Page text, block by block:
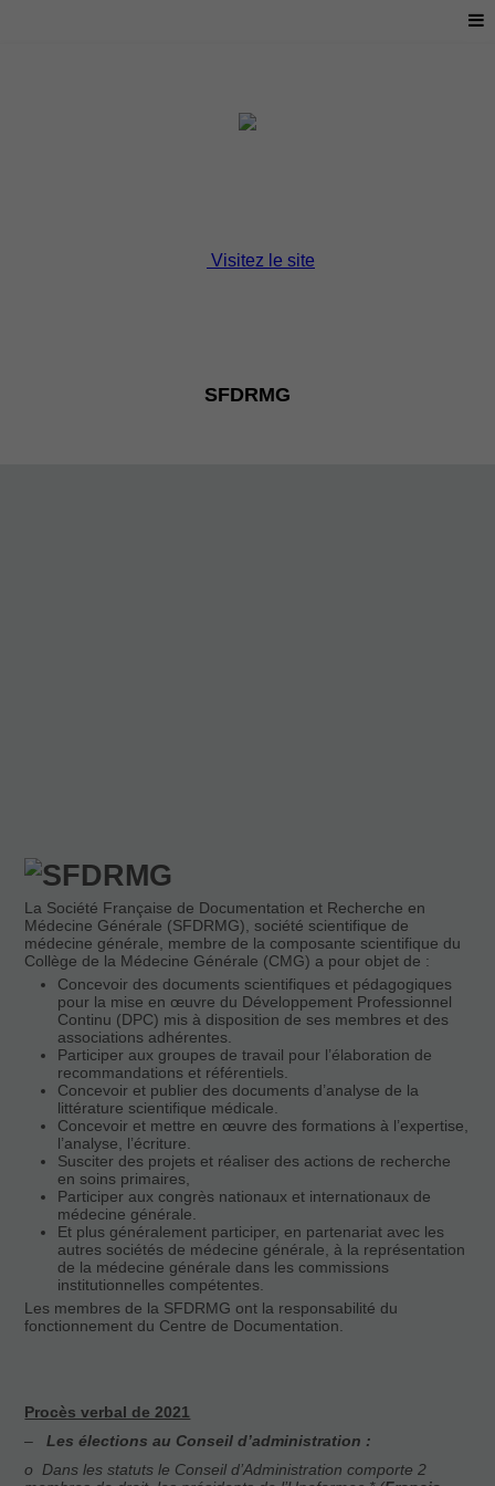
Visitez le site
SFDRMG
La Société Française de Documentation et Recherche en
Médecine Générale (SFDRMG), société scientifique de
médecine générale, membre de la composante scientifique du
Collège de la Médecine Générale (CMG) a pour objet de :
Concevoir des documents scientifiques et pédagogiques
pour la mise en œuvre du Développement Professionnel
Continu (DPC) mis à disposition de ses membres et des
associations adhérentes.
Participer aux groupes de travail pour l’élaboration de
recommandations et référentiels.
Concevoir et publier des documents d’analyse de la
littérature scientifique médicale.
Concevoir et mettre en œuvre des formations à l’expertise,
l’analyse, l’écriture.
Susciter des projets et réaliser des actions de recherche
en soins primaires,
Participer aux congrès nationaux et internationaux de
médecine générale.
Et plus généralement participer, en partenariat avec les
autres sociétés de médecine générale, à la représentation
de la médecine générale dans les commissions
institutionnelles compétentes.
Les membres de la SFDRMG ont la responsabilité du
fonctionnement du Centre de Documentation.
Procès verbal de 2021
–
Les élections au Conseil d’administration :
o Dans les statuts le Conseil d’Administration comporte 2